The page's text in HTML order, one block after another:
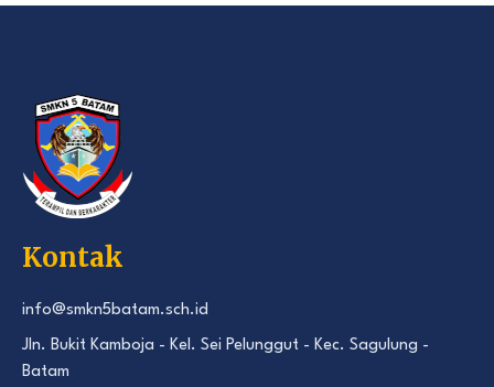
Kontak
info@smkn5batam.sch.id
Jln. Bukit Kamboja - Kel. Sei Pelunggut - Kec. Sagulung -
Batam